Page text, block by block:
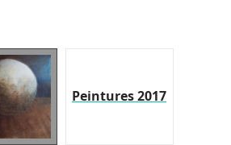
Peintures 2017